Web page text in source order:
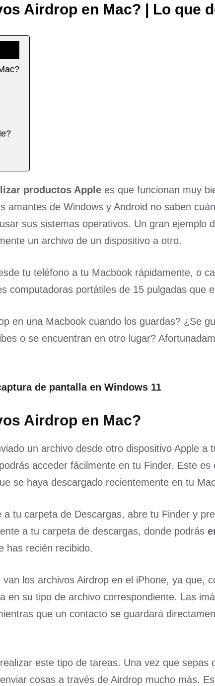
Airdrop en Mac? | Lo que
productos Apple es que funcionan muy
amantes de Windows y Android no saben
sus sistemas operativos. Un gran ejemplo
un archivo de un dispositivo a otro.
tu teléfono a tu Macbook rápidamente, o
computadoras portátiles de 15 pulgadas que
en una Macbook cuando los guardas? ¿Se
o se encuentran en otro lugar?
de pantalla en Windows 11
Airdrop en Mac?
un archivo desde otro dispositivo Apple a
acceder fácilmente en tu Finder. Este es
se haya descargado recientemente en tu
tu carpeta de Descargas, abre tu Finder y
a tu carpeta de descargas, donde podrás
has recién recibido.
los archivos Airdrop en el iPhone, ya que,
en su tipo de archivo correspondiente. Las
que un contacto se guardará
este tipo de tareas. Una vez que sepas
cosas a través de Airdrop mucho más.